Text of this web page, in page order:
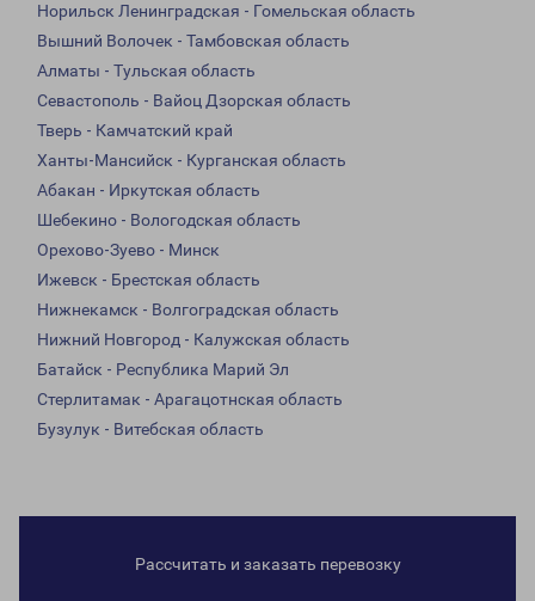
Норильск Ленинградская - Гомельская область
Вышний Волочек - Тамбовская область
Алматы - Тульская область
Севастополь - Вайоц Дзорская область
Тверь - Камчатский край
Ханты-Мансийск - Курганская область
Абакан - Иркутская область
Шебекино - Вологодская область
Орехово-Зуево - Минск
Ижевск - Брестская область
Нижнекамск - Волгоградская область
Нижний Новгород - Калужская область
Батайск - Республика Марий Эл
Стерлитамак - Арагацотнская область
Бузулук - Витебская область
Рассчитать и заказать перевозку